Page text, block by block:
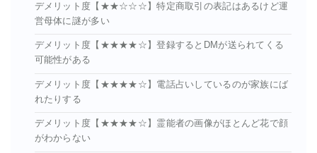
デメリット度【★★☆☆☆】特定商取引の表記はあるけど運
営母体に謎が多い
デメリット度【★★★★☆】登録するとDMが送られてくる
可能性がある
デメリット度【★★★★☆】電話占いしているのが家族にば
れたりする
デメリット度【★★★★☆】霊能者の画像がほとんど花で顔
がわからない